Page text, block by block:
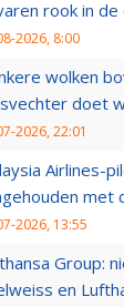
rook in de
2026, 8:00
wolken
doet
2026, 22:01
Airlines-
met
2026, 13:55
Group:
en